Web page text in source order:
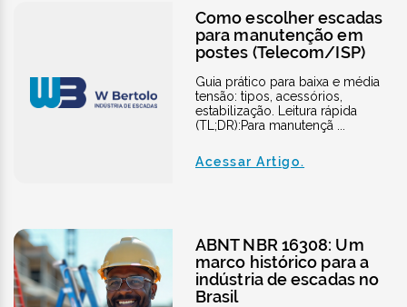
Como escolher escadas
para manutenção em
postes (Telecom/ISP)
Guia prático para baixa e média
tensão: tipos, acessórios,
estabilização. Leitura rápida
(TL;DR):Para manutençã ...
Acessar Artigo.
ABNT NBR 16308: Um
marco histórico para a
indústria de escadas no
Brasil